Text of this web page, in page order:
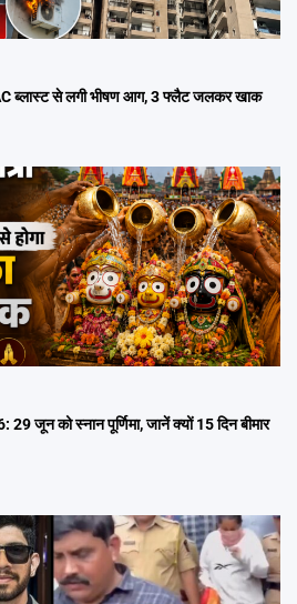
ब्लास्ट से लगी भीषण आग, 3 फ्लैट जलकर खाक
को स्नान पूर्णिमा, जानें क्यों 15 दिन बीमार